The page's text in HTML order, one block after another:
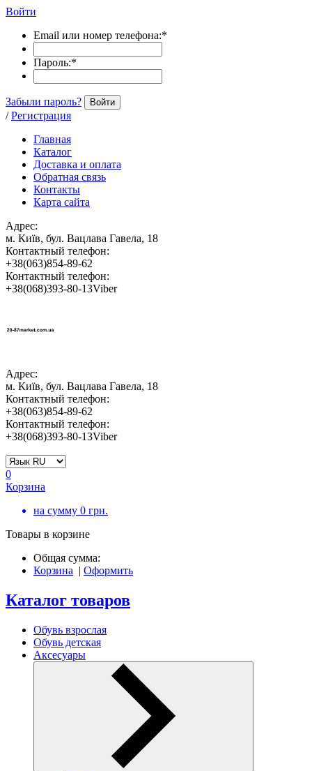
Войти
Email или номер телефона:*
Пароль:*
Забыли пароль? Войти
/ Регистрация
Главная
Каталог
Доставка и оплата
Обратная связь
Контакты
Карта сайта
Адрес:
м. Київ, бул. Вацлава Гавела, 18
Контактный телефон:
+38(063)854-89-62
Контактный телефон:
+38(068)393-80-13Viber
Адрес:
м. Київ, бул. Вацлава Гавела, 18
Контактный телефон:
+38(063)854-89-62
Контактный телефон:
+38(068)393-80-13Viber
0
Корзина
на сумму 0 грн.
Товары в корзине
Общая сумма:
Корзина | Оформить
Каталог товаров
Обувь взрослая
Обувь детская
Аксесуары